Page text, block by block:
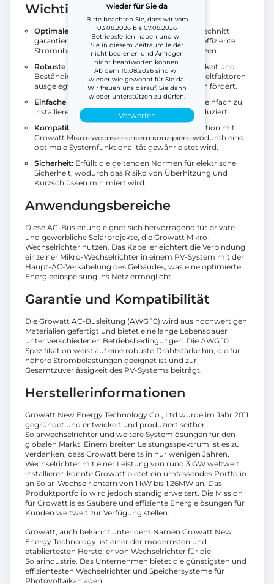
wieder für Sie da
Bitte beachten Sie, dass wir vom
03.08.2026 bis 07.08.2026
Betriebsferien haben und wir
Sie in diesem Zeitraum leider
nicht bedienen und Anfragen
nicht beantworten können.
Ab dem 10.08.2026 sind wir
wieder wie gewohnt für Sie da.
Wir freuen uns darauf, Sie dann
wieder unterstützen zu dürfen.
Verwerfen
Wichtigste Vorteile
Optimale Leitfähigkeit:Der AWG 10 Drahtquerschnitt
garantiert minimale Energieverluste und eine effiziente
Stromübertragung, selbst über längere Distanzen.
Robuste Bauweise:Das Kabel ist auf Langlebigkeit und
Beständigkeit gegenüber verschiedenen Umweltfaktoren
ausgelegt, was die Lebensdauer der Installation fördert.
Einfache Installation: Das Kabel ist flexibel und einfach zu
installieren, was die Installationszeit vor Ort reduziert.
Kompatibilität:
Speziell für die nahtlose Integration mit
Growatt Mikro-Wechselrichtern konzipiert, wodurch eine
optimale Systemfunktionalität gewährleistet wird.
Sicherheit: Erfüllt die geltenden Normen für elektrische
Sicherheit, wodurch das Risiko von Überhitzung und
Kurzschlüssen minimiert wird.
Anwendungsbereiche
Diese AC-Busleitung eignet sich hervorragend für private
und gewerbliche Solarprojekte, die Growatt Mikro-
Wechselrichter nutzen. Das Kabel erleichtert die Verbindung
einzelner Mikro-Wechselrichter in einem PV-System mit der
Haupt-AC-Verkabelung des Gebäudes, was eine optimierte
Energieeinspeisung ins Netz ermöglicht.
Garantie und Kompatibilität
Die Growatt AC-Busleitung (AWG 10) wird aus hochwertigen
Materialien gefertigt und bietet eine lange Lebensdauer
unter verschiedenen Betriebsbedingungen. Die AWG 10
Spezifikation weist auf eine robuste Drahtstärke hin, die für
höhere Strombelastungen geeignet ist und zur
Gesamtzuverlässigkeit des PV-Systems beiträgt.
Herstellerinformationen
Growatt New Energy Technology Co., Ltd wurde im Jahr 2011
gegründet und entwickelt und produziert seither
Solarwechselrichter und weitere Systemlösungen für den
globalen Markt. Einem breiten Leistungsspektrum ist es zu
verdanken, dass Growatt bereits in nur wenigen Jahren,
Wechselrichter mit einer Leistung von rund 3 GW weltweit
installieren konnte.Growatt bietet ein umfassendes Portfolio
an Solar-Wechselrichtern von 1 kW bis 1,26MW an. Das
Produktportfolio wird jedoch ständig erweitert. Die Mission
für Growatt is es Saubere und effiziente Energielösungen für
Kunden weltweit zur Verfügung stellen.
Growatt, auch bekannt unter dem Namen Growatt New
Energy Technology, ist einer der modernsten und
etabliertesten Hersteller von Wechselrichter für die
Solarindustrie. Das Unternehmen bietet die günstigsten und
effizientesten Wechselrichter und Speichersysteme für
Photovoltaikanlagen.